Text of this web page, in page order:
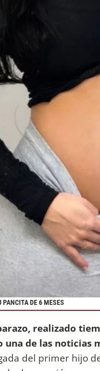
DE 6 MESES
realizado
una de las noticias
del primer hijo